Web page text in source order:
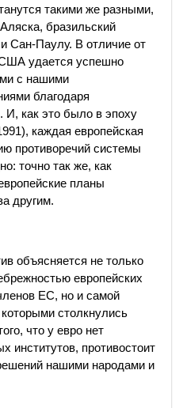
такими же разными,
бразильский
Сан-Паулу. В отличие от
удается успешно
с нашими
благодаря
как это было в эпоху
каждая европейская
противоречий системы
точно так же, как
планы
другим.
объясняется не только
европейских
ЕС, но и самой
столкнулись
что у евро нет
институтов, противостоит
нашими народами и